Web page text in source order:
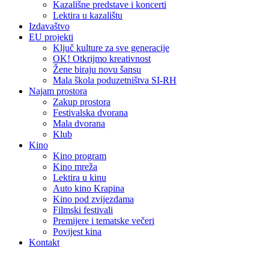
Kazališne predstave i koncerti
Lektira u kazalištu
Izdavaštvo
EU projekti
Ključ kulture za sve generacije
OK! Otkrijmo kreativnost
Žene biraju novu šansu
Mala škola poduzetništva SI-RH
Najam prostora
Zakup prostora
Festivalska dvorana
Mala dvorana
Klub
Kino
Kino program
Kino mreža
Lektira u kinu
Auto kino Krapina
Kino pod zvijezdama
Filmski festivali
Premijere i tematske večeri
Povijest kina
Kontakt